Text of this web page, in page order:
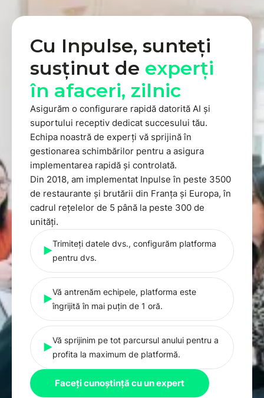
Cu Inpulse, sunteți
susținut de experți
în afaceri, zilnic
Asigurăm o configurare rapidă datorită AI și
suportului receptiv dedicat succesului tău.
Echipa noastră de experți vă sprijină în
gestionarea schimbărilor pentru a asigura
implementarea rapidă și controlată.
Din 2018, am implementat Inpulse în peste 3500
de restaurante și brutării din Franța și Europa, în
cadrul rețelelor de 5 până la peste 300 de
unități.
Trimiteți datele dvs., configurăm platforma
pentru dvs.
Vă antrenăm echipele, platforma este
îngrijită în mai puțin de 1 oră.
Vă sprijinim pe tot parcursul anului pentru a
profita la maximum de platformă.
Faceți cunoștință cu un expert